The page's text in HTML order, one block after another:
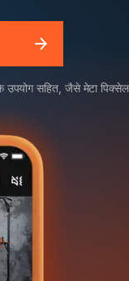
उपयोग सहित, जैसे मेटा